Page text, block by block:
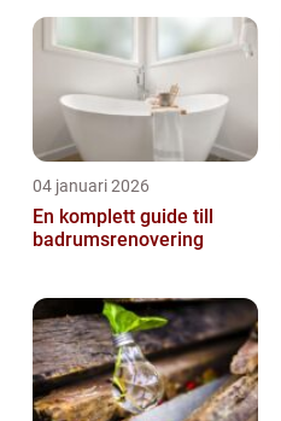
04 januari 2026
En komplett guide till
badrumsrenovering